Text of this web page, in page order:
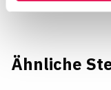
Ähnliche